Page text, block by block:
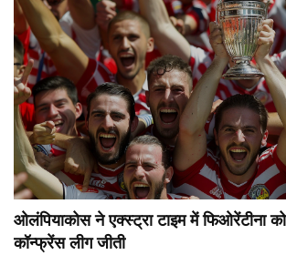
ओलंपियाकोस ने एक्स्ट्रा टाइम में फिओरेंटीना
कॉन्फ्रेंस लीग जीती